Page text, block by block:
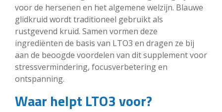
voor de hersenen en het algemene welzijn. Blauwe
glidkruid wordt traditioneel gebruikt als
rustgevend kruid. Samen vormen deze
ingrediënten de basis van LTO3 en dragen ze bij
aan de beoogde voordelen van dit supplement voor
stressvermindering, focusverbetering en
ontspanning.
Waar helpt LTO3 voor?